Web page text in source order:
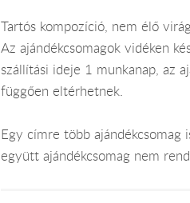
Tartós kompozíció, nem élő
Az ajándékcsomagok vidéken
szállítási ideje 1 munkanap, az
függően eltérhetnek.
Egy címre több
együtt ajándékcsomag nem